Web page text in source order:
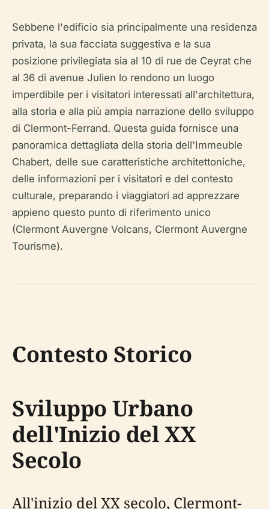
Sebbene l'edificio sia principalmente una residenza
privata, la sua facciata suggestiva e la sua
posizione privilegiata sia al 10 di rue de Ceyrat che
al 36 di avenue Julien lo rendono un luogo
imperdibile per i visitatori interessati all'architettura,
alla storia e alla più ampia narrazione dello sviluppo
di Clermont-Ferrand. Questa guida fornisce una
panoramica dettagliata della storia dell'Immeuble
Chabert, delle sue caratteristiche architettoniche,
delle informazioni per i visitatori e del contesto
culturale, preparando i viaggiatori ad apprezzare
appieno questo punto di riferimento unico
(Clermont Auvergne Volcans, Clermont Auvergne
Tourisme).
Contesto Storico
Sviluppo Urbano
dell'Inizio del XX
Secolo
All'inizio del XX secolo, Clermont-